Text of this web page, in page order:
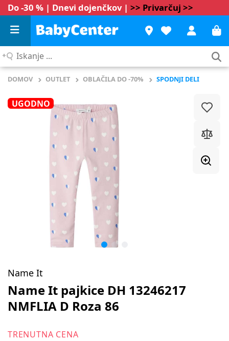
Do -30 % | Dnevi dojenčkov | >> Privarčuj >>
Iskanje
DOMOV OUTLET OBLAČILA DO -70% SPODNJI DELI
UGODNO
Name It
Name It pajkice DH 13246217
NMFLIA D Roza 86
TRENUTNA CENA